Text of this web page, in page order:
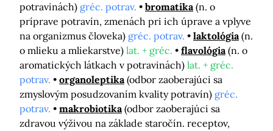
potravinách) gréc. potrav. bromatika (n. o
príprave potravín, zmenách pri ich úprave a vplyve
na organizmus človeka) gréc. potrav. laktológia (n.
o mlieku a mliekarstve) lat. + gréc. flavológia (n. o
aromatických látkach v potravinách) lat. + gréc.
potrav.
organoleptika (odbor zaoberajúci sa
zmyslovým posudzovaním kvality potravín) gréc.
potrav.
makrobiotika (odbor zaoberajúci sa
zdravou výživou na základe staročín. receptov,